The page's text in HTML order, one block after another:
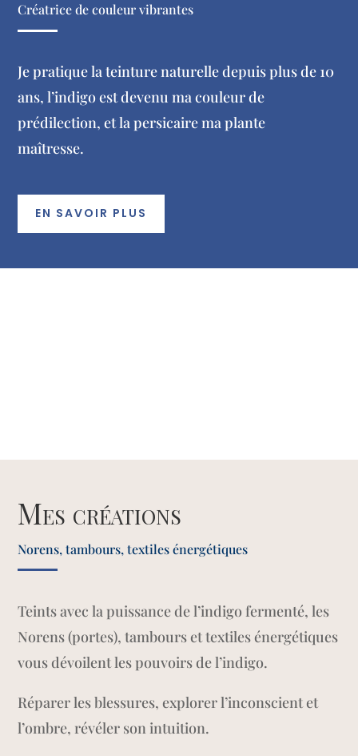
Créatrice de couleur vibrantes
Je pratique la teinture naturelle depuis plus de 10
ans, l’indigo est devenu ma couleur de
prédilection, et la persicaire ma plante
maîtresse.
EN SAVOIR PLUS
Mes créations
Norens, tambours, textiles énergétiques
Teints avec la puissance de l’indigo fermenté, les
Norens (portes), tambours et textiles énergétiques
vous dévoilent les pouvoirs de l’indigo.
Réparer les blessures, explorer l’inconscient et
l’ombre, révéler son intuition.